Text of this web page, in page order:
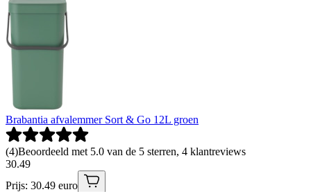
Brabantia afvalemmer Sort & Go 12L groen
(4)Beoordeeld met 5.0 van de 5 sterren, 4 klantreviews
30.49
Prijs: 30.49 euro